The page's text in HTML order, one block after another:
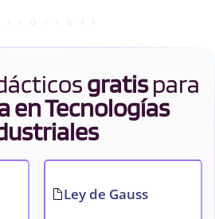
gratispara
en Tecnologías
Ley de Gauss